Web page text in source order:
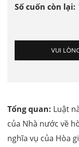
Số cuốn còn lại:
VUI
Tổng quan: Luật
của Nhà nước về
nghĩa vụ của Hòa